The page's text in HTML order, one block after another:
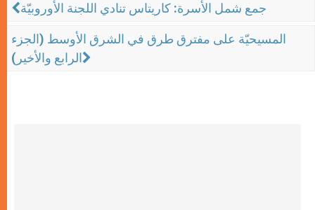
جمع شمل الأسرة: كاريتاس تنادي اللجنة الأوروبيّة
المسيحيّة على مفترق طرق في الشرق الأوسط (الجزء
الرابع والأخير)